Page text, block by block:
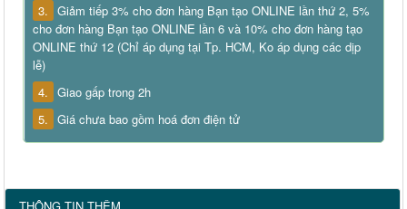
3. Giảm tiếp 3% cho đơn hàng Bạn tạo ONLINE lần thứ 2, 5%
cho đơn hàng Bạn tạo ONLINE lần 6 và 10% cho đơn hàng tạo
ONLINE thứ 12 (Chỉ áp dụng tại Tp. HCM, Ko áp dụng các dịp
lễ)
4. Giao gấp trong 2h
5. Giá chưa bao gồm hoá đơn điện tử